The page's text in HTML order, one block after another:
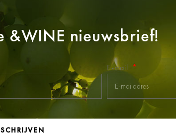
&WINE nieuwsbrief!
E-mail